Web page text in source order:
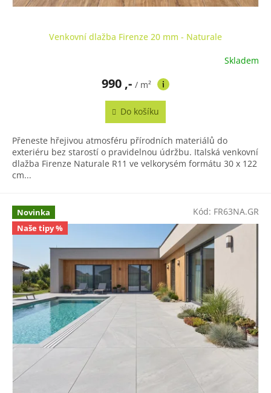
Venkovní dlažba Firenze 20 mm - Naturale
Skladem
990 ,- / m²
Do košíku
Přeneste hřejivou atmosféru přírodních materiálů do
exteriéru bez starostí o pravidelnou údržbu. Italská venkovní
dlažba Firenze Naturale R11 ve velkorysém formátu 30 x 122
cm...
Novinka
Naše tipy %
Kód: FR63NA.GR